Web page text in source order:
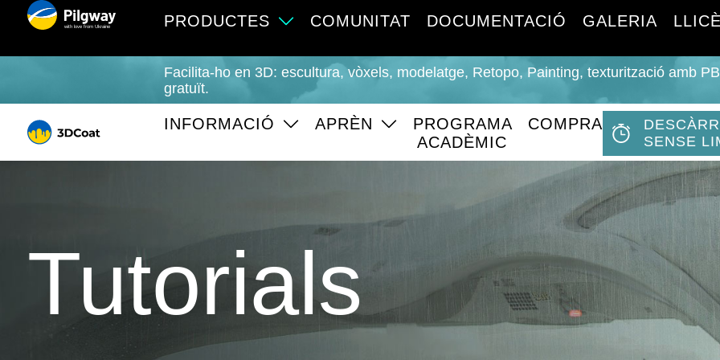
with love from Ukraine PRODUCTES COMUNITAT DOCUMENTACIÓ GALERIA
Facilita-ho en 3D: escultura, vòxels, modelatge, Retopo, Painting, texturització amb
gratuït.
INFORMACIÓ APRÈN
PROGRAMA
ACADÈMIC
COMPRA
SENSE
Tutorials